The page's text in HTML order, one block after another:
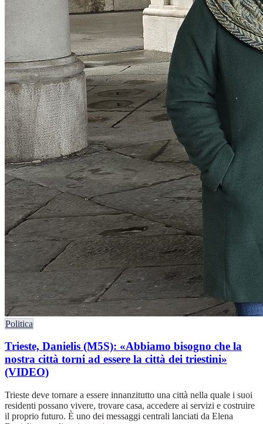
Politica
Trieste, Danielis (M5S): «Abbiamo bisogno che la
nostra città torni ad essere la città dei triestini»
(VIDEO)
Trieste deve tornare a essere innanzitutto una città nella quale i suoi
residenti possano vivere, trovare casa, accedere ai servizi e costruire
il proprio futuro. È uno dei messaggi centrali lanciati da Elena